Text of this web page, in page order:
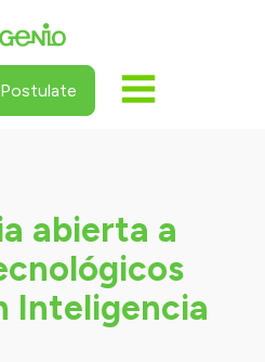
Postulate
abierta a
Inteligencia